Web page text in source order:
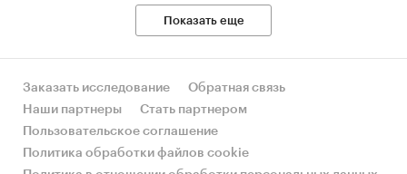
Исходной информацией для расчета ИПЦ
являются данные регистрации цен на
конкретные товары и услуги. На их основе
определяются средние сопоставимые цены
отчетного и предыдущего периодов.
Сопоставимой считается цена,
зарегистрированная в одной и той же
организации торговли (сферы услуг) на один и
Показать еще
Заказать исследование
Обратная связь
Наши партнеры
Стать партнером
Пользовательское соглашение
Политика обработки файлов cookie